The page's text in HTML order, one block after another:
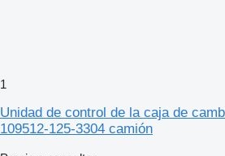
1
Unidad de control de la caja de
109512-125-3304 camión